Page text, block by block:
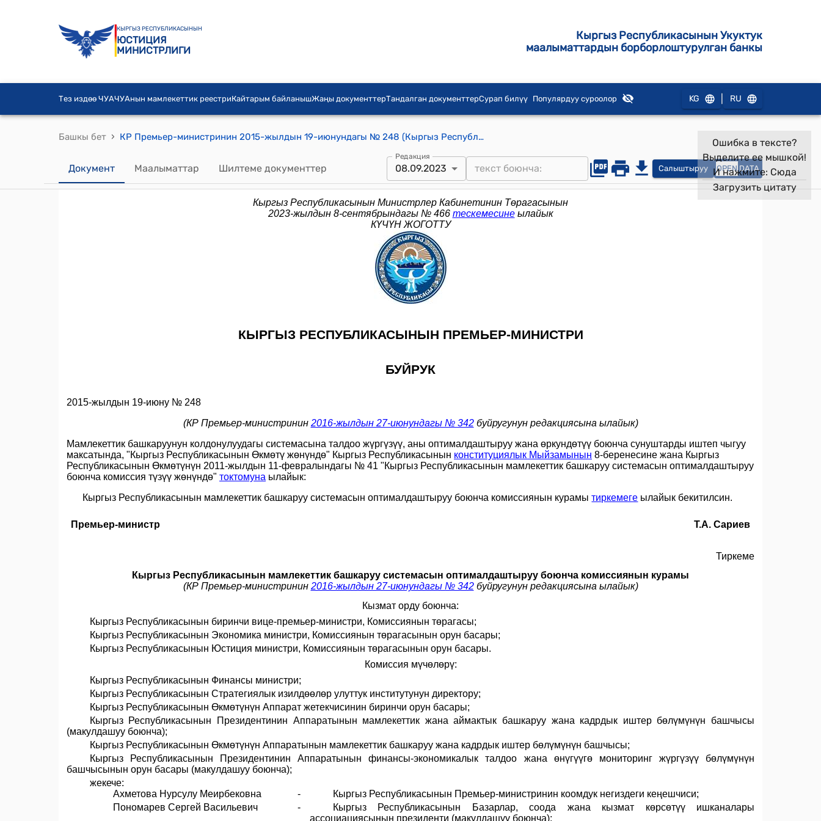
КЫРГЫЗ РЕСПУБЛИКАСЫНЫН
ЮСТИЦИЯ
МИНИСТРЛИГИ
Кыргыз Республикасынын Укуктук
маалыматтардын борборлоштурулган банкы
Тез издөө ЧУАЧУАнын мамлекеттик реестриКайтарым байланышЖаңы документтерТандалган документтерСурап билүү Популярдуу суроолор KG RU
Башкы бет › КР Премьер-министринин 2015-жылдын 19-июнундагы № 248 (Кыргыз Республикасынын мамлекеттик башкаруу системасын оптималдаштыруу боюнча комиссиянын курамын бекитилиши жөнүндө буйругу)
Документ Маалыматтар Шилтеме документтер
Редакция
08.09.2023 Салыштыруу OPEN DATA
Ошибка в тексте?
Выделите ее мышкой!
И нажмите: Сюда
Загрузить цитату